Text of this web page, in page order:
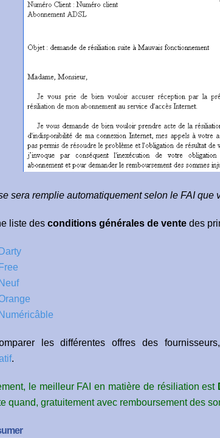
sera remplie automatiquement selon le FAI que
liste des conditions générales de vente des
Darty
Free
Neuf
Numéricâble
les différentes offres des
.
le meilleur FAI en matière de résiliation est
quand, gratuitement avec remboursement des